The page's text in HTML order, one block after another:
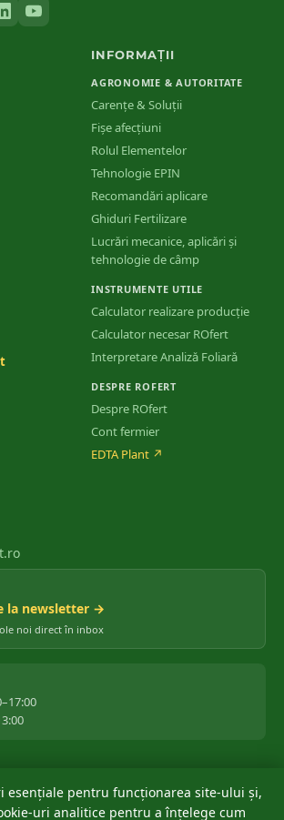
INFORMAȚII
AGRONOMIE & AUTORITATE
Carențe & Soluții
Fișe afecțiuni
Rolul Elementelor
Tehnologie EPIN
Recomandări aplicare
Ghiduri Fertilizare
Lucrări mecanice, aplicări și
tehnologie de câmp
INSTRUMENTE UTILE
Calculator realizare producție
Calculator necesar ROfert
Interpretare Analiză Foliară
DESPRE ROFERT
Despre ROfert
Cont fermier
EDTA Plant ↗
la newsletter →
noi direct în inbox
România SRL.Toate drepturile rezervate.
esențiale pentru funcționarea site-ului și,
uri analitice pentru a înțelege cum